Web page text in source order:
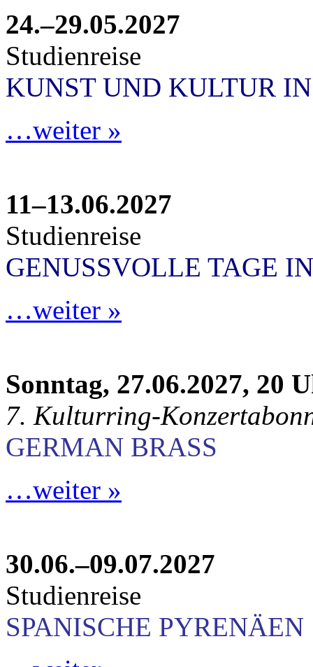
24.–29.05.2027
Studienreise
KUNST UND KULTUR
…weiter »
11–13.06.2027
Studienreise
GENUSSVOLLE TAGE
…weiter »
Sonntag, 27.06.2027, 20
7. Kulturring-
GERMAN BRASS
…weiter »
30.06.–09.07.2027
Studienreise
SPANISCHE PYRENÄEN